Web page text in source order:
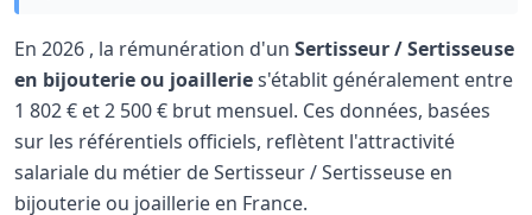
En 2026 , la rémunération d'un Sertisseur / Sertisseuse
en bijouterie ou joailleries'établit généralement entre
1 802 € et2 500 € brut mensuel. Ces données, basées
sur les référentiels officiels, reflètent l'attractivité
salariale du métier de Sertisseur / Sertisseuse en
bijouterie ou joaillerie en France.